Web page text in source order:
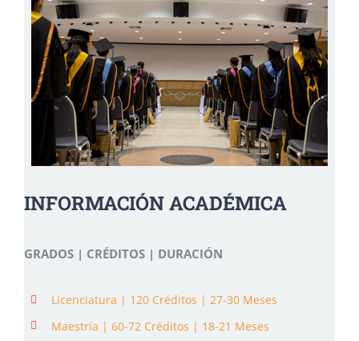
INFORMACIÓN ACADÉMICA
GRADOS | CRÉDITOS | DURACIÓN
Licenciatura | 120 Créditos | 27-30 Meses
Maestría | 60-72 Créditos | 18-21 Meses